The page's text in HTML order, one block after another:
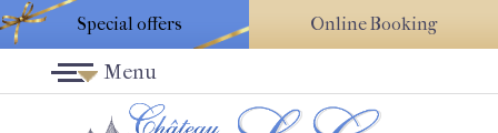
Special offers Online Booking
Menu